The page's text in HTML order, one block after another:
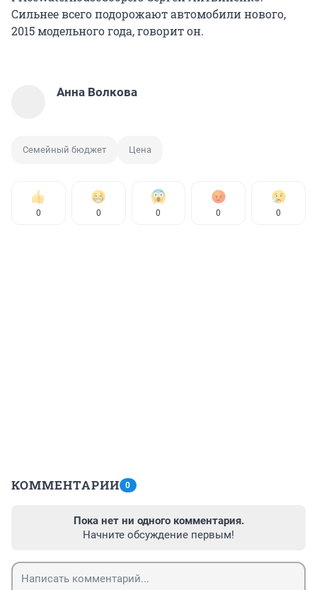
Сильнее всего подорожают автомобили нового,
2015 модельного года, говорит он.
Анна Волкова
Семейный бюджет Цена
0 0 0 0 0
КОММЕНТАРИИ 0
Пока нет ни одного комментария.
Начните обсуждение первым!